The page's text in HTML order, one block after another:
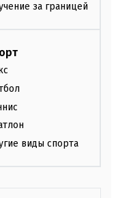
за границей
виды спорта